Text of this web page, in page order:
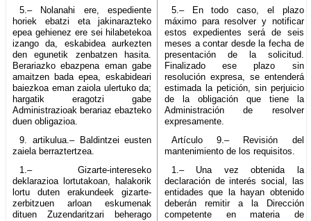
5.– Nolanahi ere, espediente
horiek ebatzi eta jakinarazteko
epea gehienez ere sei hilabetekoa
izango da, eskabidea aurkezten
den egunetik zenbatzen hasita.
Berariazko ebazpena eman gabe
amaitzen bada epea, eskabideari
baiezkoa eman zaiola ulertuko da;
hargatik eragotzi gabe
Administrazioak berariaz ebazteko
duen obligazioa.
5.– En todo caso, el plazo
máximo para resolver y notificar
estos expedientes será de seis
meses a contar desde la fecha de
presentación de la solicitud.
Finalizado ese plazo sin
resolución expresa, se entenderá
estimada la petición, sin perjuicio
de la obligación que tiene la
Administración de resolver
expresamente.
9. artikulua.– Baldintzei eusten
zaiela berraztertzea.
Artículo 9.– Revisión del
mantenimiento de los requisitos.
1.– Gizarte-intereseko
deklarazioa lortutakoan, halakorik
lortu duten erakundeek gizarte-
zerbitzuen arloan eskumenak
dituen Zuzendaritzari beherago
1.– Una vez obtenida la
declaración de interés social, las
entidades que la hayan obtenido
deberán remitir a la Dirección
competente en materia de